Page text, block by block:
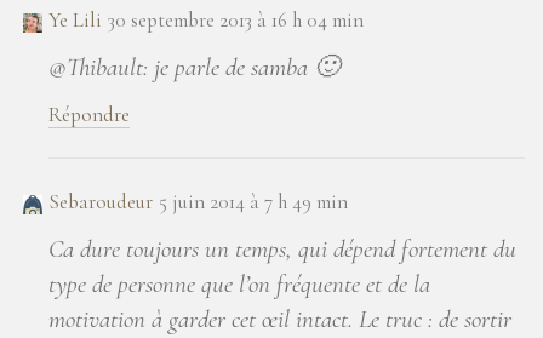
Ye Lili 30 septembre 2013 à 16 h 04 min
@Thibault: je parle de samba 🙂
Répondre
Sebaroudeur 5 juin 2014 à 7 h 49 min
Ca dure toujours un temps, qui dépend fortement du
type de personne que l’on fréquente et de la
motivation à garder cet œil intact. Le truc : de sortir